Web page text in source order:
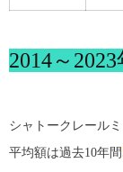
2014～
シャトークレール
平均額は過去10年間